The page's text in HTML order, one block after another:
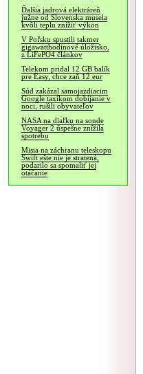
Ďalšia jadrová elektráreň
južne od Slovenska musela
kvôli teplu znížiť výkon
V Poľsku spustili takmer
gigawatthodinové úložisko,
z LiFePO4 článkov
Telekom pridal 12 GB balík
pre Easy, chce zaň 12 eur
Súd zakázal samojazdiacim
Google taxíkom dobíjanie v
noci, rušili obyvateľov
NASA na diaľku na sonde
Voyager 2 úspešne znížila
spotrebu
Misia na záchranu teleskopu
Swift ešte nie je stratená,
podarilo sa spomaliť jej
otáčanie